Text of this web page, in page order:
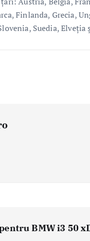
Finlanda, Grecia,
Suedia, Elveția
BMW i3 50